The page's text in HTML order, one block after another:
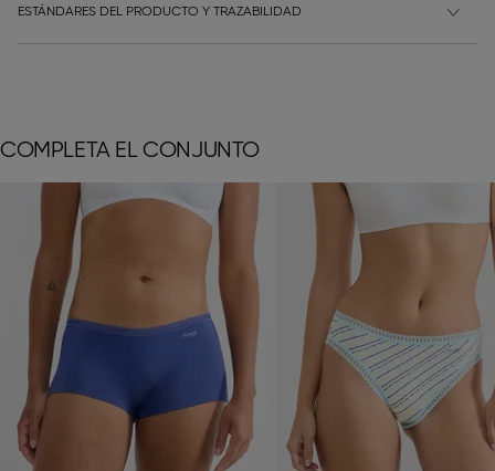
ESTÁNDARES DEL PRODUCTO Y TRAZABILIDAD
COMPLETA EL CONJUNTO